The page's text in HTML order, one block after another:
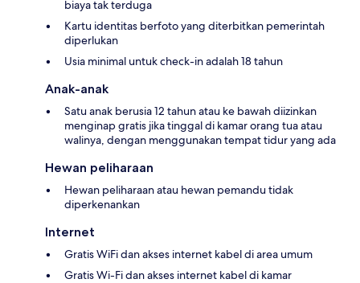
biaya tak terduga
Kartu identitas berfoto yang diterbitkan pemerintah
diperlukan
Usia minimal untuk check-in adalah 18 tahun
Anak-anak
Satu anak berusia 12 tahun atau ke bawah diizinkan
menginap gratis jika tinggal di kamar orang tua atau
walinya, dengan menggunakan tempat tidur yang ada
Hewan peliharaan
Hewan peliharaan atau hewan pemandu tidak
diperkenankan
Internet
Gratis WiFi dan akses internet kabel di area umum
Gratis Wi-Fi dan akses internet kabel di kamar